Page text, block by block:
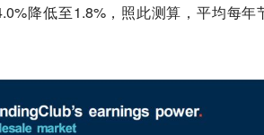
降低至1.8%，照此测算，平均每年